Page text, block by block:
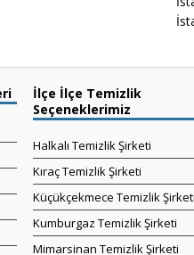
İlçe İlçe Temizlik
Seçeneklerimiz
Halkalı Temizlik Şirketi
Kıraç Temizlik Şirketi
Küçükçekmece Temizlik Şirketi
Kumburgaz Temizlik Şirketi
Mimarsinan Temizlik Şirketi